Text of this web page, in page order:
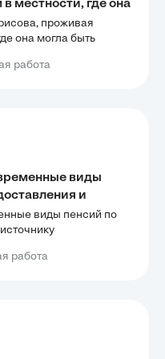
местности, где она
по ее профессии
занята
возрасте 5 лет,
заболеванием.
проживая
она могла быть
за младшим сыном
работа
виды
и
и составьте
условия
и накопительных
виды пенсий по
виды и структуру
работа